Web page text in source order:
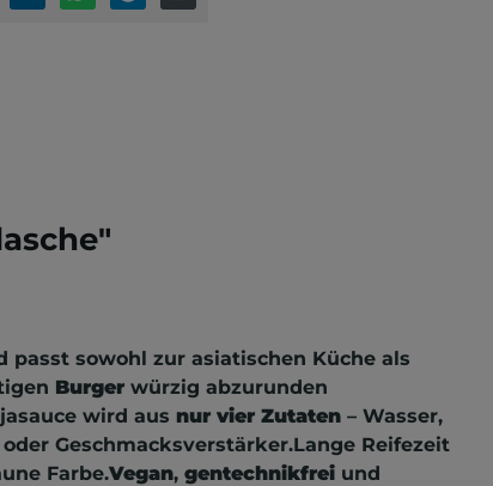
sowohl zur asiatischen Küche als
Burger würzig abzurunden
wird aus nur vier Zutaten – Wasser,
Geschmacksverstärker.Lange Reifezeit
Farbe.Vegan, gentechnikfrei und